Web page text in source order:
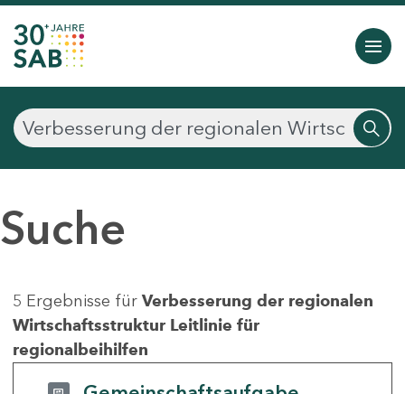
Suche
5 Ergebnisse für Verbesserung der regionalen
Wirtschaftsstruktur Leitlinie für
regionalbeihilfen